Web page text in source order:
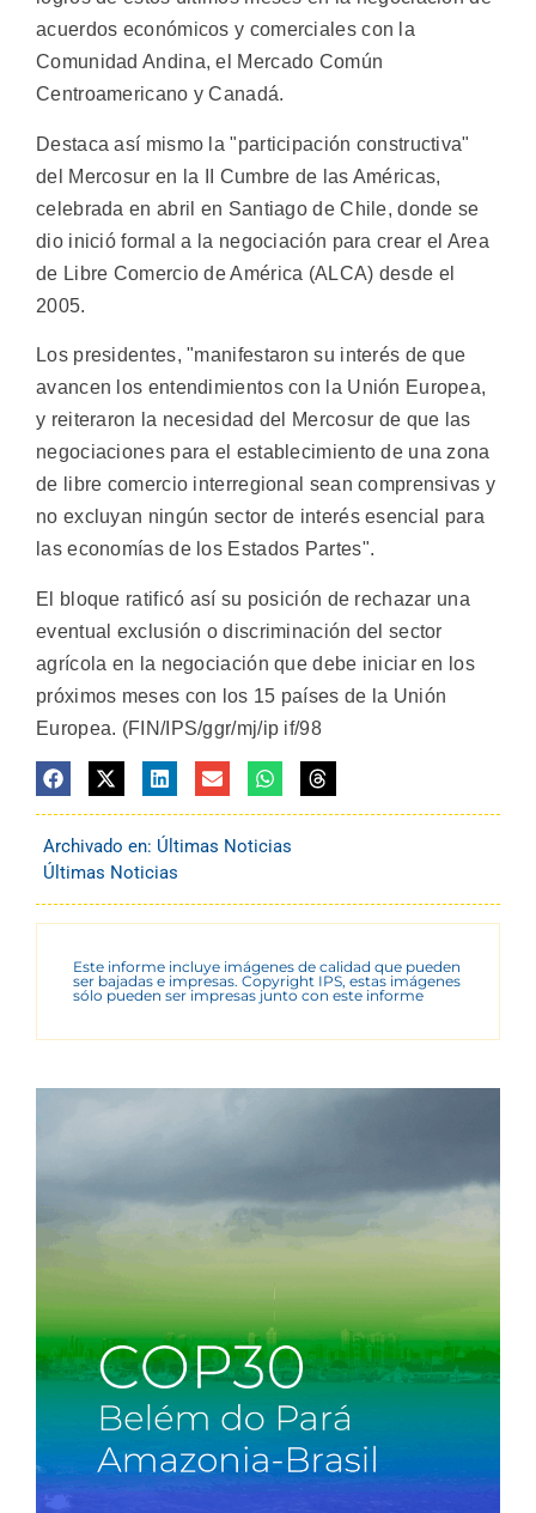
acuerdos económicos y comerciales con la
Comunidad Andina, el Mercado Común
Centroamericano y Canadá.
Destaca así mismo la "participación constructiva"
del Mercosur en la II Cumbre de las Américas,
celebrada en abril en Santiago de Chile, donde se
dio inició formal a la negociación para crear el Area
de Libre Comercio de América (ALCA) desde el
2005.
Los presidentes, "manifestaron su interés de que
avancen los entendimientos con la Unión Europea,
y reiteraron la necesidad del Mercosur de que las
negociaciones para el establecimiento de una zona
de libre comercio interregional sean comprensivas y
no excluyan ningún sector de interés esencial para
las economías de los Estados Partes".
El bloque ratificó así su posición de rechazar una
eventual exclusión o discriminación del sector
agrícola en la negociación que debe iniciar en los
próximos meses con los 15 países de la Unión
Europea. (FIN/IPS/ggr/mj/ip if/98
Archivado en: Últimas Noticias
Últimas Noticias
Este informe incluye imágenes de calidad que pueden
ser bajadas e impresas. Copyright IPS, estas imágenes
sólo pueden ser impresas junto con este informe